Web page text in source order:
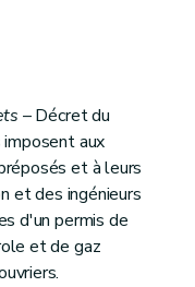
– Décret du
aux
et à leurs
et des ingénieurs
d'un permis de
et de gaz